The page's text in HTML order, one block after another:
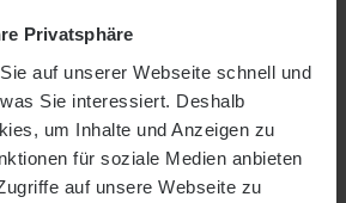
Privatsphäre
auf unserer Webseite schnell und
Sie interessiert. Deshalb
um Inhalte und Anzeigen zu
für soziale Medien anbieten
auf unsere Webseite zu
„Schlosswiese“
November 2025. Die
AG (EVO) treibt den
für Stadt und Kreis
– und Heusenstamm steht dabei im
entwickelt sich in den nächsten